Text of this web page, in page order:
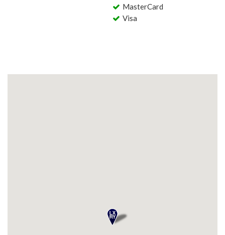
MasterCard
Visa